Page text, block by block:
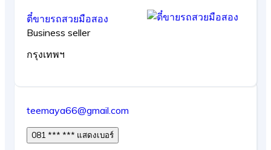
ตี๋ขายรถสวยมือสอง
Business seller
กรุงเทพฯ
teemaya66@gmail.com
081 *** *** แสดงเบอร์